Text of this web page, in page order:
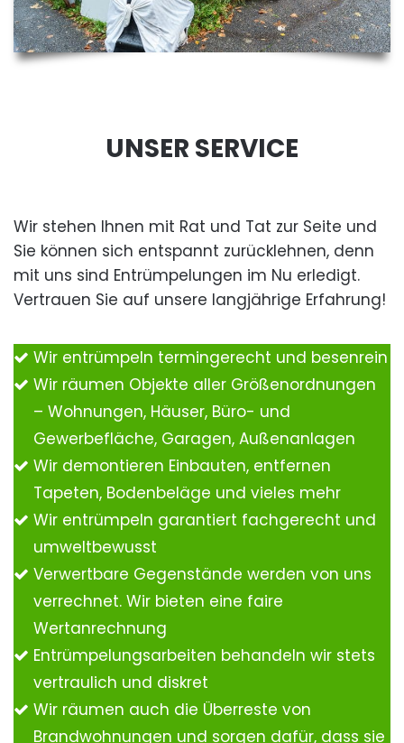
UNSER SERVICE
Wir stehen Ihnen mit Rat und Tat zur Seite und
Sie können sich entspannt zurücklehnen, denn
mit uns sind Entrümpelungen im Nu erledigt.
Vertrauen Sie auf unsere langjährige Erfahrung!
Wir entrümpeln termingerecht und besenrein
Wir räumen Objekte aller Größenordnungen
– Wohnungen, Häuser, Büro- und
Gewerbefläche, Garagen, Außenanlagen
Wir demontieren Einbauten, entfernen
Tapeten, Bodenbeläge und vieles mehr
Wir entrümpeln garantiert fachgerecht und
umweltbewusst
Verwertbare Gegenstände werden von uns
verrechnet. Wir bieten eine faire
Wertanrechnung
Entrümpelungsarbeiten behandeln wir stets
vertraulich und diskret
Wir räumen auch die Überreste von
Brandwohnungen und sorgen dafür, dass sie